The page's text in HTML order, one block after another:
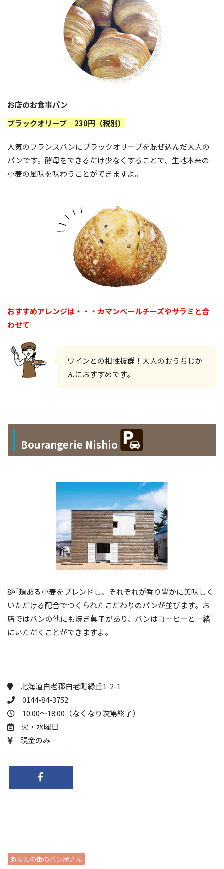
お店のお食事パン
ブラックオリーブ 230円（税別）
人気のフランスパンにブラックオリーブを混ぜ込んだ大人の
パンです。酵母をできるだけ少なくすることで、生地本来の
小麦の風味を味わうことができますよ。
おすすめアレンジは・・・カマンベールチーズやサラミと合
わせて
ワインとの相性抜群！大人のおうちじか
んにおすすめです。
Bourangerie Nishio
8種類ある小麦をブレンドし、それぞれが香り豊かに美味しく
いただける配合でつくられたこだわりのパンが並びます。お
店ではパンの他にも焼き菓子があり、パンはコーヒーと一緒
にいただくことができますよ。
北海道白老郡白老町緑丘1-2-1
0144-84-3752
10:00～18:00（なくなり次第終了）
火・水曜日
現金のみ
あなたの街のパン屋さん